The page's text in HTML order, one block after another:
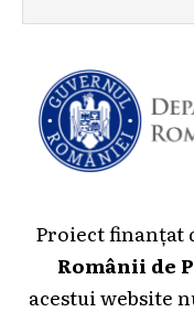
Proiect finanțat
Românii de
acestui website